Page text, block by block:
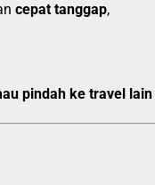
cepat tanggap,
pindah ke travel lain